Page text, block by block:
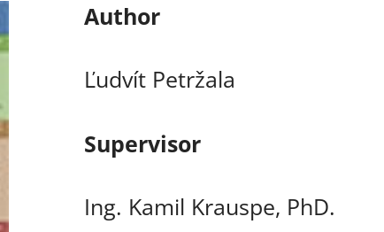
Author
Ľudvít Petržala
Supervisor
Ing. Kamil Krauspe, PhD.